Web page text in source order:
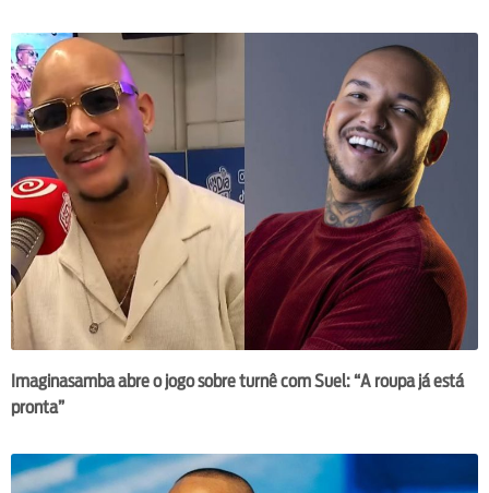
Imaginasamba abre o jogo sobre turnê com Suel: “A roupa já está
pronta”